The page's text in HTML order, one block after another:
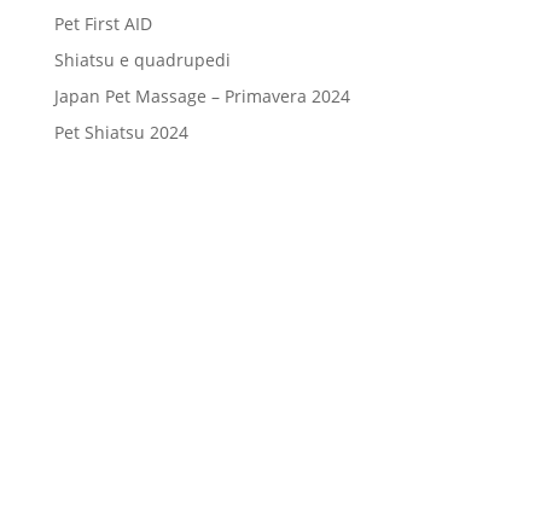
Pet First AID
Shiatsu e quadrupedi
Japan Pet Massage – Primavera 2024
Pet Shiatsu 2024